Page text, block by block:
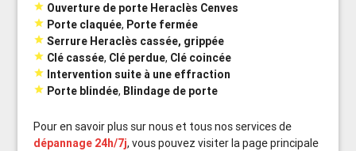
 Ouverture de porte Heraclès Cenves
 Porte claquée, Porte fermée
 Serrure Heraclès cassée, grippée
 Clé cassée, Clé perdue, Clé coincée
 Intervention suite à une effraction
 Porte blindée, Blindage de porte
Pour en savoir plus sur nous et tous nos services de
dépannage 24h/7j, vous pouvez visiter la page principale